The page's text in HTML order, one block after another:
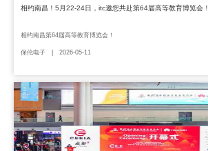
相约南昌！5月22-24日，itc邀您共赴第64届高等教育博览会！
相约南昌第64届高等教育博览会！
保伦电子 | 2026-05-11